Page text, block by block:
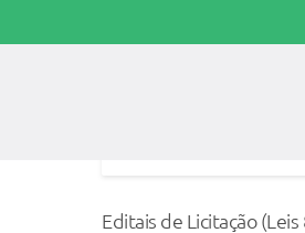
Editais de Licitação